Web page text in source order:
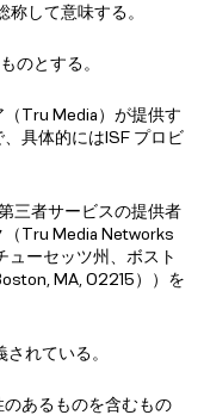
称して意味する。
のとする。
Tru Media）が提供す
具体的にはISF プロビ
三者サービスの提供者
Tru Media Networks
ーセッツ州、ボスト
MA, 02215））を
れている。
あるものを含むもの